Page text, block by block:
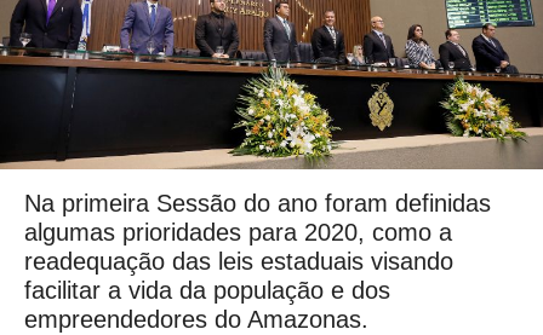
Na primeira Sessão do ano foram definidas
algumas prioridades para 2020, como a
readequação das leis estaduais visando
facilitar a vida da população e dos
empreendedores do Amazonas.